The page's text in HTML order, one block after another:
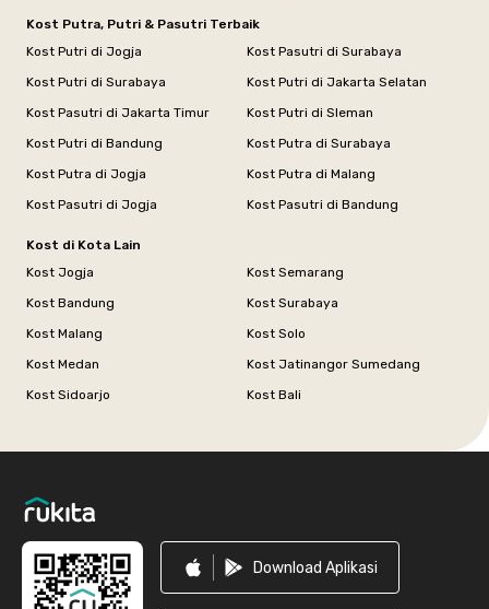
Kost Putra, Putri & Pasutri Terbaik
Kost Putri di Jogja
Kost Pasutri di Surabaya
Kost Putri di Surabaya
Kost Putri di Jakarta Selatan
Kost Pasutri di Jakarta Timur
Kost Putri di Sleman
Kost Putri di Bandung
Kost Putra di Surabaya
Kost Putra di Jogja
Kost Putra di Malang
Kost Pasutri di Jogja
Kost Pasutri di Bandung
Kost di Kota Lain
Kost Jogja
Kost Semarang
Kost Bandung
Kost Surabaya
Kost Malang
Kost Solo
Kost Medan
Kost Jatinangor Sumedang
Kost Sidoarjo
Kost Bali
Download Aplikasi